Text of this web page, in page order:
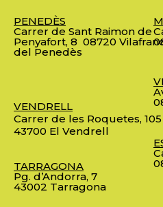
PENEDÈS
Carrer de Sant Raimon de
Penyafort, 8 08720
del Penedès
VENDRELL
Carrer de les Roquetes, 105
43700 El Vendrell
TARRAGONA
Pg. d’Andorra, 7
43002 Tarragona